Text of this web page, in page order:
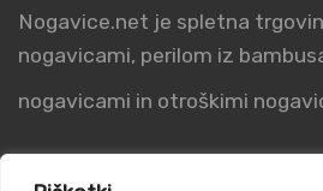
Nogavice.net je spletna
nogavicami, perilom iz
nogavicami in otroškimi